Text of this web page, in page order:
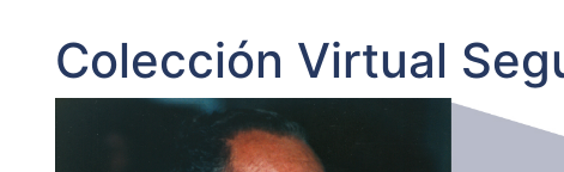
Colección Virtual